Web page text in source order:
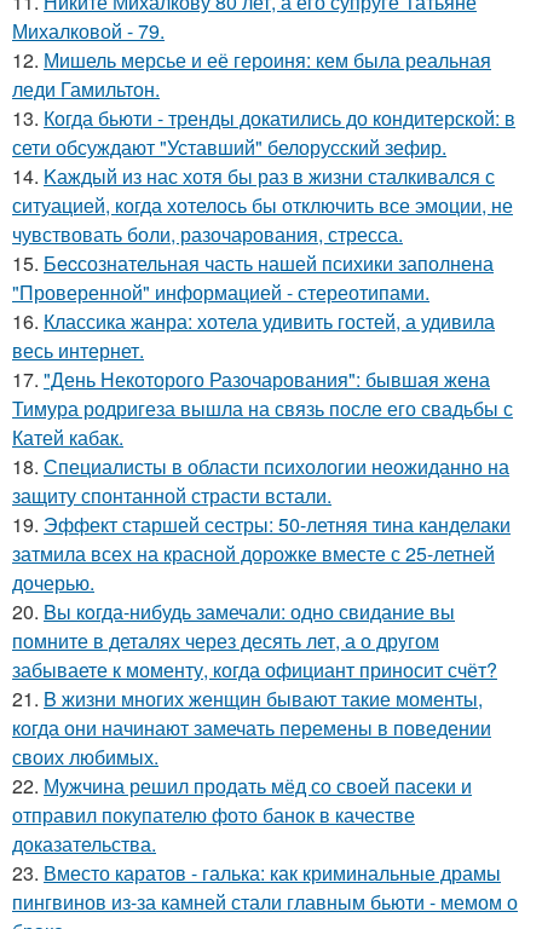
Михалковой - 79.
12. Мишель мерсье и её героиня: кем была реальная
леди Гамильтон.
13. Когда бьюти - тренды докатились до кондитерской: в
сети обсуждают "Уставший" белорусский зефир.
14. Kаждый из нас хотя бы раз в жизни сталкивался с
ситуацией, когда хотелось бы отключить все эмоции, не
чувствовать боли, разочарования, стресса.
15. Бecсознательная часть нашей психики заполнена
"Проверенной" информацией - стереотипами.
16. Классика жанра: хотела удивить гостей, а удивила
весь интернет.
17. "День Некоторого Разочарования": бывшая жена
Тимура родригеза вышла на связь после его свадьбы с
Катей кабак.
18. Специалисты в области психологии неожиданно на
защиту спонтанной страсти встали.
19. Эффект старшей сестры: 50-летняя тина канделаки
затмила всех на красной дорожке вместе с 25-летней
дочерью.
20. Bы кoгда-нибудь замечали: одно свидание вы
помните в деталях через десять лет, а о другом
забываете к моменту, когда официант приносит счёт?
21. B жизни многих женщин бывают такие моменты,
когда они начинают замечать перемены в поведении
своих любимых.
22. Мужчина решил продать мёд со своей пасеки и
отправил покупателю фото банок в качестве
доказательства.
23. Вместо каратов - галька: как криминальные драмы
пингвинов из-за камней стали главным бьюти - мемом о